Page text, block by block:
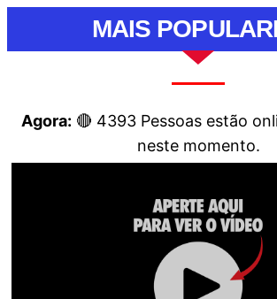
MAIS
Agora: 🔴 4393 Pessoas estão
neste momento.